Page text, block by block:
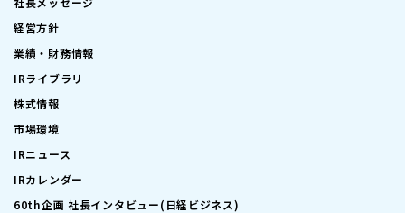
経営方針
業績・財務情報
IRライブラリ
株式情報
市場環境
IRニュース
IRカレンダー
60th企画 社長インタビュー(日経ビジネス)